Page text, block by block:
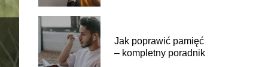
Jak poprawić pamięć
– kompletny poradnik